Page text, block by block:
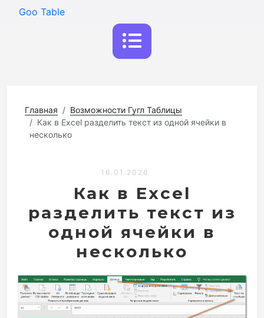
Goo Table
Главная
Возможности Гугл Таблицы
Как в Excel разделить текст из одной ячейки в
несколько
16.01.2026
Как в Excel
разделить текст из
одной ячейки в
несколько